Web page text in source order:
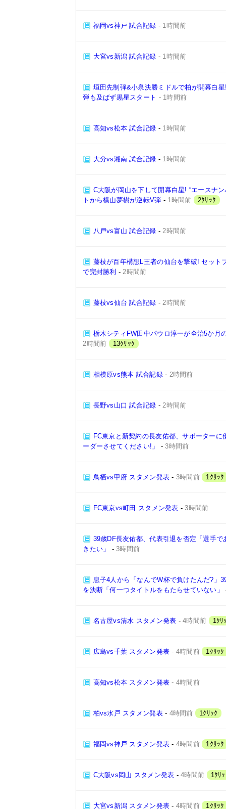
福岡vs神戸 試合記録 - 1時間前
大宮vs新潟 試合記録 - 1時間前
垣田先制弾&小泉決勝ミドルで柏が開幕白
弾も及ばず黒星スタート - 1時間前
高知vs松本 試合記録 - 1時間前
大分vs湘南 試合記録 - 1時間前
C大阪が岡山を下して開幕白星! “エースナ
トから横山夢樹が逆転V弾 - 1時間前 2ｸﾘｯｸ
八戸vs富山 試合記録 -2時間前
藤枝が百年構想L王者の仙台を撃破! セット
で完封勝利 -2時間前
藤枝vs仙台 試合記録 -2時間前
栃木シティFW田中パウロ淳一が全治5か月
2時間前
13ｸﾘｯｸ
相模原vs熊本 試合記録- 2時間前
長野vs山口 試合記録 -2時間前
FC東京と新契約の長友佑都、サポーター
ーダーさせてください!」
-3時間前
鳥栖vs甲府 スタメン発表 - 3時間前 1ｸﾘｯｸ
FC東京vs町田 スタメン発表 -3時間前
39歳DF長友佑都、代表引退を否定「選手
きたい」
-3時間前
息子4人から「なんでW杯で負けたんだ?」
を決断「何一つタイトルをもたらせていない」
名古屋vs清水 スタメン発表 -4時間前 1ｸﾘ
広島vs千葉 スタメン発表 - 4時間前 1ｸﾘｯｸ
高知vs松本 スタメン発表 - 4時間前
柏vs水戸 スタメン発表- 4時間前 1ｸﾘｯｸ
福岡vs神戸 スタメン発表 - 4時間前 1ｸﾘｯｸ
C大阪vs岡山 スタメン発表 -4時間前 1ｸﾘ
大宮vs新潟 スタメン発表 - 4時間前 1ｸﾘｯｸ